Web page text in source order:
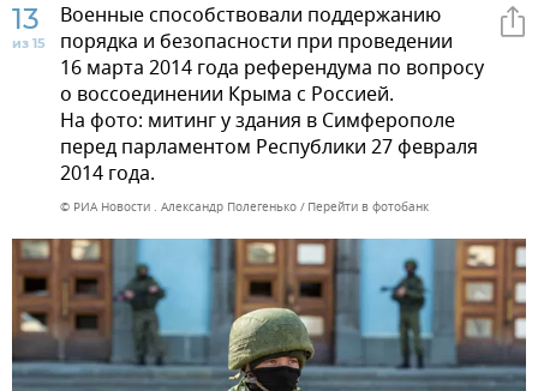
13
из 15
Военные способствовали поддержанию
порядка и безопасности при проведении
16 марта 2014 года референдума по вопросу
о воссоединении Крыма с Россией.
На фото: митинг у здания в Симферополе
перед парламентом Республики 27 февраля
2014 года.
© РИА Новости . Александр Полегенько Перейти в фотобанк